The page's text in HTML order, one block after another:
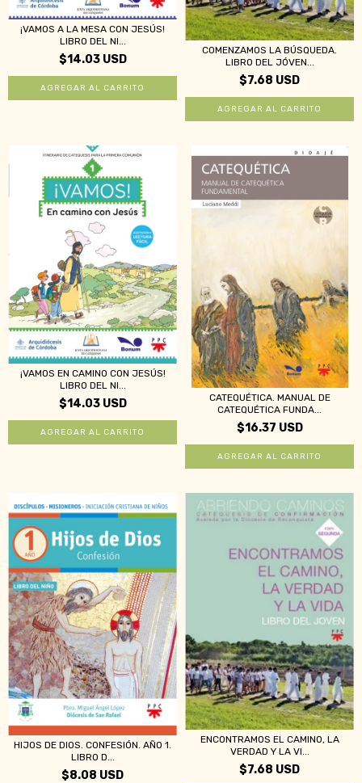
¡VAMOS A LA MESA CON JESÚS!
LIBRO DEL NI...
$14.03 USD
COMENZAMOS LA BÚSQUEDA.
LIBRO DEL JÓVEN...
$7.68 USD
¡VAMOS EN CAMINO CON JESÚS!
LIBRO DEL NI...
$14.03 USD
CATEQUÉTICA. MANUAL DE
CATEQUÉTICA FUNDA...
$16.37 USD
HIJOS DE DIOS. CONFESIÓN. AÑO 1.
LIBRO D...
$8.08 USD
ENCONTRAMOS EL CAMINO, LA
VERDAD Y LA VI...
$7.68 USD